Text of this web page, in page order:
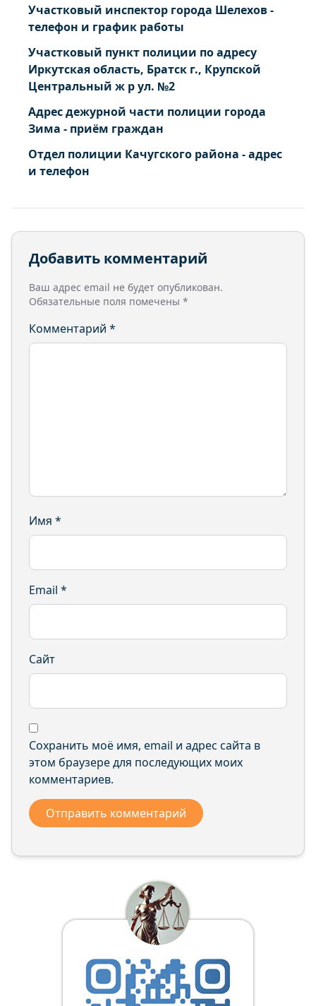
Участковый инспектор города Шелехов -
телефон и график работы
Участковый пункт полиции по адресу
Иркутская область, Братск г., Крупской
Центральный ж р ул. №2
Адрес дежурной части полиции города
Зима - приём граждан
Отдел полиции Качугского района - адрес
и телефон
Добавить комментарий
Ваш адрес email не будет опубликован.
Обязательные поля помечены *
Комментарий *
Имя *
Email *
Сайт
Сохранить моё имя, email и адрес сайта в
этом браузере для последующих моих
комментариев.